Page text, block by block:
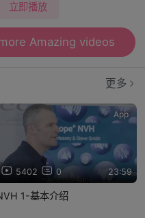
立即播放
Amazing videos
更多
5402 0 23:59
App
1-基本介绍